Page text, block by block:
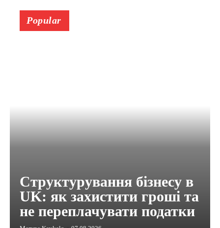
Popular
Структурування бізнесу в
UK: як захистити гроші та
не переплачувати податки